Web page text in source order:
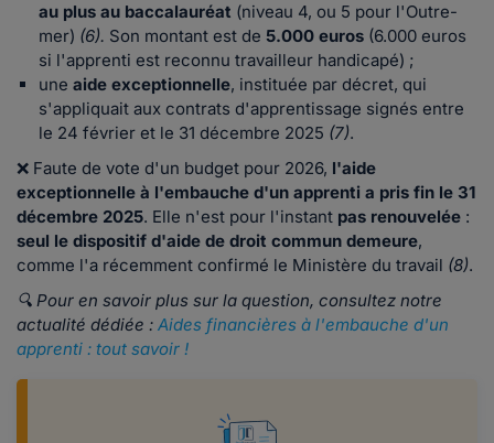
au plus au baccalauréat (niveau 4, ou 5 pour l'Outre-
mer) (6). Son montant est de 5.000 euros (6.000 euros
si l'apprenti est reconnu travailleur handicapé) ;
une aide exceptionnelle, instituée par décret, qui
s'appliquait aux contrats d'apprentissage signés entre
le 24 février et le 31 décembre 2025 (7).
❌ Faute de vote d'un budget pour 2026, l'aide
exceptionnelle à l'embauche d'un apprenti a pris fin le 31
décembre 2025. Elle n'est pour l'instant pas renouvelée :
seul le dispositif d'aide de droit commun demeure,
comme l'a récemment confirmé le Ministère du travail (8).
🔍 Pour en savoir plus sur la question, consultez notre
actualité dédiée : Aides financières à l'embauche d'un
apprenti : tout savoir !